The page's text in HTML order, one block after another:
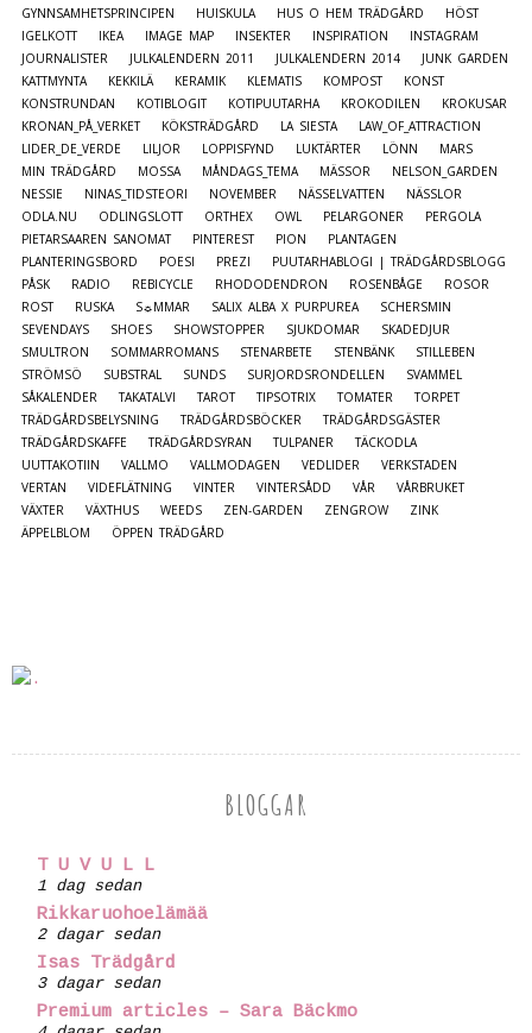
GYNNSAMHETSPRINCIPEN
HUISKULA HUS O HEM TRÄDGÅRD
HÖST
IGELKOTT
IKEA IMAGE MAP INSEKTER INSPIRATION
INSTAGRAM
JOURNALISTER
JULKALENDERN 2011 JULKALENDERN 2014
JUNK GARDEN
KATTMYNTA
KEKKILÄ KERAMIK KLEMATIS KOMPOST
KONST
KONSTRUNDAN
KOTIBLOGIT KOTIPUUTARHA KROKODILEN
KROKUSAR
KRONAN_PÅ_VERKET
KÖKSTRÄDGÅRD LA SIESTA
LAW_OF_ATTRACTION
LIDER_DE_VERDE
LILJOR LOPPISFYND LUKTÄRTER LÖNN
MARS
MIN TRÄDGÅRD
MOSSA MÅNDAGS_TEMA MÄSSOR
NELSON_GARDEN
NESSIE
NINAS_TIDSTEORI NOVEMBER NÄSSELVATTEN
NÄSSLOR
ODLA.NU
ODLINGSLOTT ORTHEX OWL PELARGONER
PERGOLA
PIETARSAAREN SANOMAT
PINTEREST PION
PLANTAGEN
PLANTERINGSBORD
POESI PREZI
PUUTARHABLOGI | TRÄDGÅRDSBLOGG
PÅSK
RADIO REBICYCLE RHODODENDRON ROSENBÅGE
ROSOR
ROST
RUSKA S☼MMAR SALIX ALBA X PURPUREA
SCHERSMIN
SEVENDAYS
SHOES SHOWSTOPPER SJUKDOMAR
SKADEDJUR
SMULTRON
SOMMARROMANS STENARBETE STENBÄNK
STILLEBEN
STRÖMSÖ
SUBSTRAL SUNDS SURJORDSRONDELLEN
SVAMMEL
SÅKALENDER
TAKATALVI TAROT TIPSOTRIX TOMATER
TORPET
TRÄDGÅRDSBELYSNING
TRÄDGÅRDSBÖCKER
TRÄDGÅRDSGÄSTER
TRÄDGÅRDSKAFFE
TRÄDGÅRDSYRAN TULPANER
TÄCKODLA
UUTTAKOTIIN
VALLMO VALLMODAGEN VEDLIDER
VERKSTADEN
VERTAN
VIDEFLÄTNING VINTER VINTERSÅDD VÅR
VÅRBRUKET
VÄXTER
VÄXTHUS WEEDS ZEN-GARDEN ZENGROW
ZINK
ÄPPELBLOM
ÖPPEN TRÄDGÅRD
BLOGGAR
T U V U L L
1 dag sedan
Rikkaruohoelämää
2 dagar sedan
Isas Trädgård
3 dagar sedan
Premium articles – Sara Bäckmo